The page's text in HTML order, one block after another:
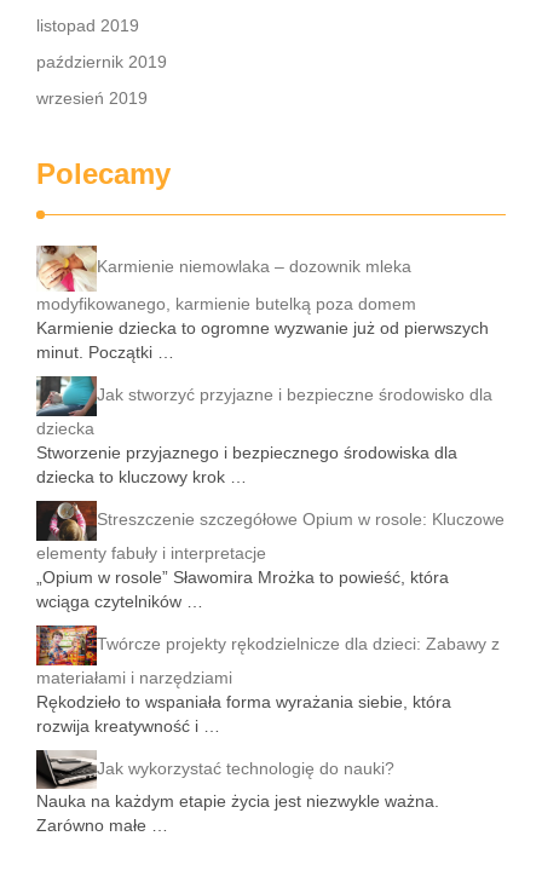
listopad 2019
październik 2019
wrzesień 2019
Polecamy
Karmienie niemowlaka – dozownik mleka
modyfikowanego, karmienie butelką poza domem
Karmienie dziecka to ogromne wyzwanie już od pierwszych
minut. Początki …
Jak stworzyć przyjazne i bezpieczne środowisko dla
dziecka
Stworzenie przyjaznego i bezpiecznego środowiska dla
dziecka to kluczowy krok …
Streszczenie szczegółowe Opium w rosole: Kluczowe
elementy fabuły i interpretacje
„Opium w rosole” Sławomira Mrożka to powieść, która
wciąga czytelników …
Twórcze projekty rękodzielnicze dla dzieci: Zabawy z
materiałami i narzędziami
Rękodzieło to wspaniała forma wyrażania siebie, która
rozwija kreatywność i …
Jak wykorzystać technologię do nauki?
Nauka na każdym etapie życia jest niezwykle ważna.
Zarówno małe …